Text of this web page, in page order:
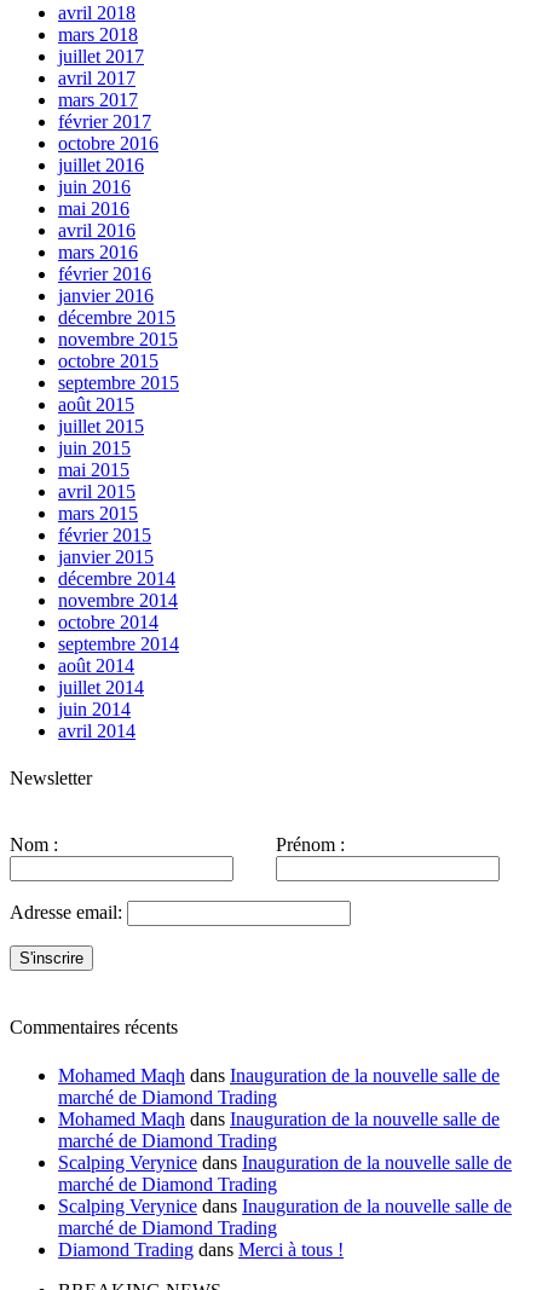
avril 2018
mars 2018
juillet 2017
avril 2017
mars 2017
février 2017
octobre 2016
juillet 2016
juin 2016
mai 2016
avril 2016
mars 2016
février 2016
janvier 2016
décembre 2015
novembre 2015
octobre 2015
septembre 2015
août 2015
juillet 2015
juin 2015
mai 2015
avril 2015
mars 2015
février 2015
janvier 2015
décembre 2014
novembre 2014
octobre 2014
septembre 2014
août 2014
juillet 2014
juin 2014
avril 2014
Newsletter
Nom : Prénom :
Adresse email:
Commentaires récents
Mohamed Maqh dans Inauguration de la nouvelle salle de
marché de Diamond Trading
Mohamed Maqh dans Inauguration de la nouvelle salle de
marché de Diamond Trading
Scalping Verynice dans Inauguration de la nouvelle salle de
marché de Diamond Trading
Scalping Verynice dans Inauguration de la nouvelle salle de
marché de Diamond Trading
Diamond Trading dans Merci à tous !